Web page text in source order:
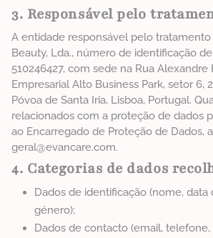
3. Responsável pelo
A entidade responsável pelo tratamento
Beauty, Lda., número de identificação
510246427, com sede na Rua
Empresarial Alto Business Park, setor 6,
Póvoa de Santa Iria, Lisboa, Portugal.
relacionados com a proteção de dados
ao Encarregado de Proteção de Dados,
geral@evancare.com.
4. Categorias de dados
Dados de identificação (nome, data
género);
Dados de contacto (email, telefone,